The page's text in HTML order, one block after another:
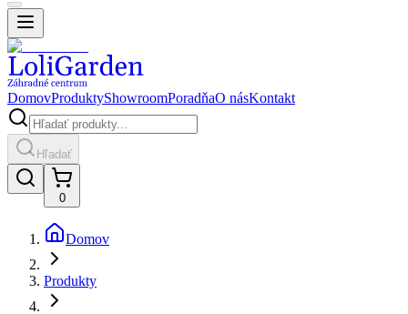
DomovProduktyShowroomPoradňaO násKontakt
Hľadať
0
Domov
Produkty